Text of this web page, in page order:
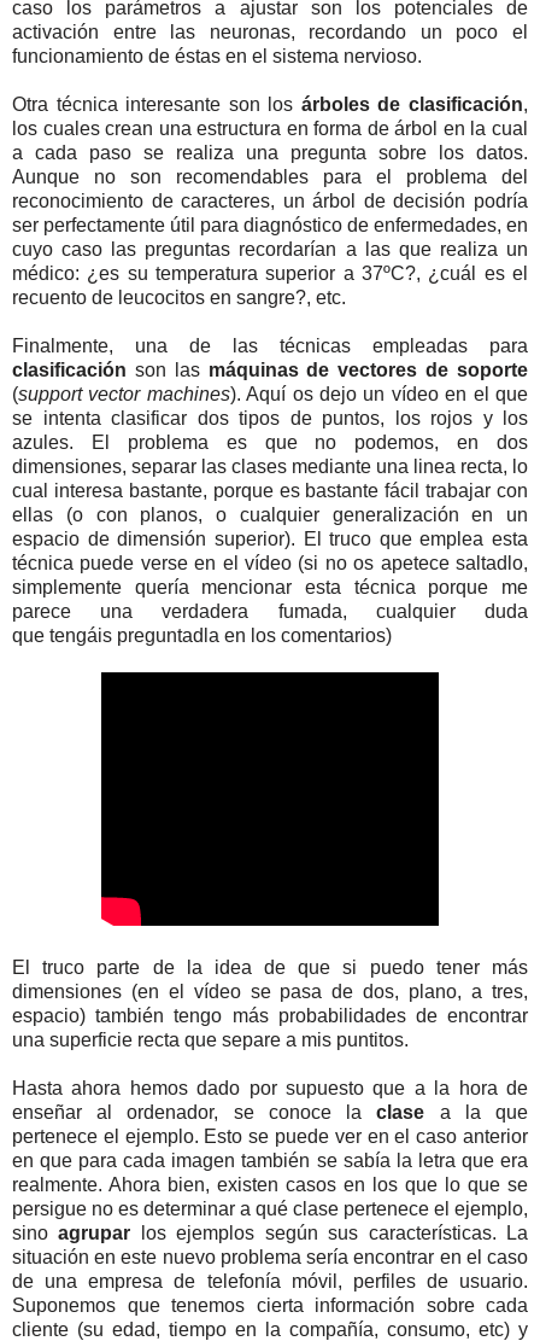
caso los parámetros a ajustar son los potenciales de
activación entre las neuronas, recordando un poco el
funcionamiento de éstas en el sistema nervioso.
Otra técnica interesante son los árboles de clasificación,
los cuales crean una estructura en forma de árbol en la cual
a cada paso se realiza una pregunta sobre los datos.
Aunque no son recomendables para el problema del
reconocimiento de caracteres, un árbol de decisión podría
ser perfectamente útil para diagnóstico de enfermedades, en
cuyo caso las preguntas recordarían a las que realiza un
médico: ¿es su temperatura superior a 37ºC?, ¿cuál es el
recuento de leucocitos en sangre?, etc.
Finalmente, una de las técnicas empleadas para
clasificación son las máquinas de vectores de soporte
(support vector machines). Aquí os dejo un vídeo en el que
se intenta clasificar dos tipos de puntos, los rojos y los
azules. El problema es que no podemos, en dos
dimensiones, separar las clases mediante una linea recta, lo
cual interesa bastante, porque es bastante fácil trabajar con
ellas (o con planos, o cualquier generalización en un
espacio de dimensión superior). El truco que emplea esta
técnica puede verse en el vídeo (si no os apetece saltadlo,
simplemente quería mencionar esta técnica porque me
parece una verdadera fumada, cualquier duda
que tengáis preguntadla en los comentarios)
El truco parte de la idea de que si puedo tener más
dimensiones (en el vídeo se pasa de dos, plano, a tres,
espacio) también tengo más probabilidades de encontrar
una superficie recta que separe a mis puntitos.
Hasta ahora hemos dado por supuesto que a la hora de
enseñar al ordenador, se conoce laclase a la que
pertenece el ejemplo. Esto se puede ver en el caso anterior
en que para cada imagen también se sabía la letra que era
realmente. Ahora bien, existen casos en los que lo que se
persigue no es determinar a qué clase pertenece el ejemplo,
sinoagrupar los ejemplos según sus características. La
situación en este nuevo problema sería encontrar en el caso
de una empresa de telefonía móvil, perfiles de usuario.
Suponemos que tenemos cierta información sobre cada
cliente (su edad, tiempo en la compañía, consumo, etc) y